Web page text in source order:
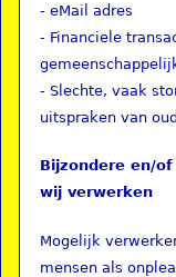
- eMail adres
- Financiele
- Slechte, vaak
uitspraken van
Bijzondere en/
wij verwerken
Mogelijk
mensen als